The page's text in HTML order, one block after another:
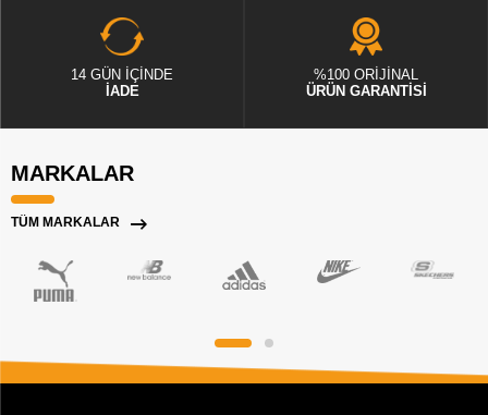
14 GÜN İÇİNDE
İADE
%100 ORİJİNAL
ÜRÜN GARANTİSİ
MARKALAR
TÜM MARKALAR